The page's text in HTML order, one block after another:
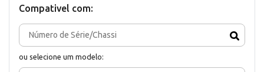
Compativel com:
ou selecione um modelo: